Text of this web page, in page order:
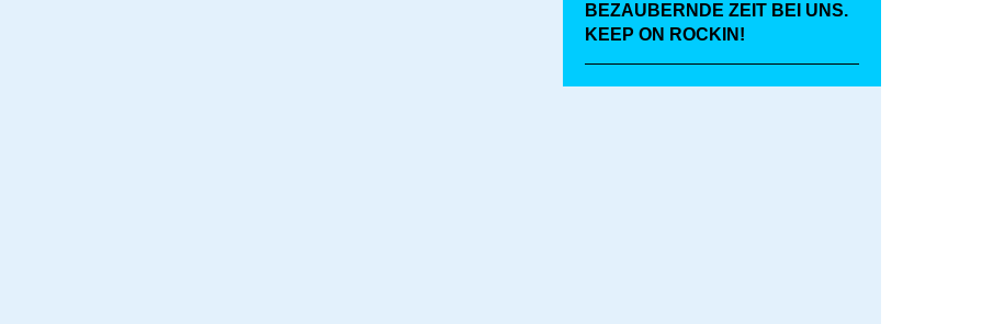
BEZAUBERNDE ZEIT BEI UNS.
KEEP ON ROCKIN!